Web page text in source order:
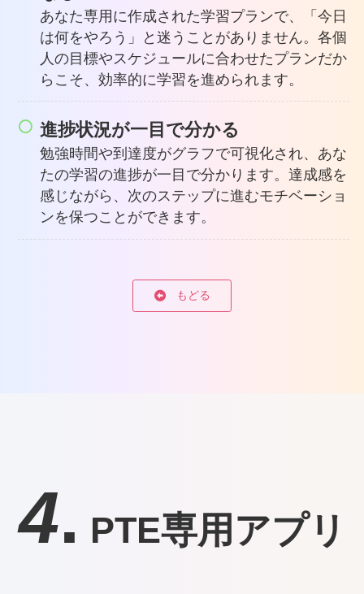
あなた専用に作成された学習プランで、「今日
は何をやろう」と迷うことがありません。各個
人の目標やスケジュールに合わせたプランだか
らこそ、効率的に学習を進められます。
進捗状況が一目で分かる
勉強時間や到達度がグラフで可視化され、あな
たの学習の進捗が一目で分かります。達成感を
感じながら、次のステップに進むモチベーショ
ンを保つことができます。
もどる
4. PTE専用アプリ